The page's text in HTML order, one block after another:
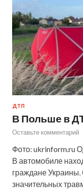
ДТП
В Польше в
Оставьте комментарий
Фото: ukrinform.ru
В автомобиле
граждане
значительных